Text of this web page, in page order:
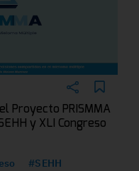
Proyecto PRISMMA
y XLI Congreso
#SEHH